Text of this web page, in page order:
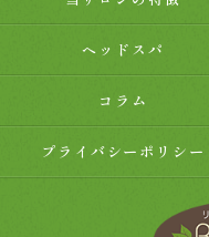
ヘッドスパ
コラム
プライバシーポリシー